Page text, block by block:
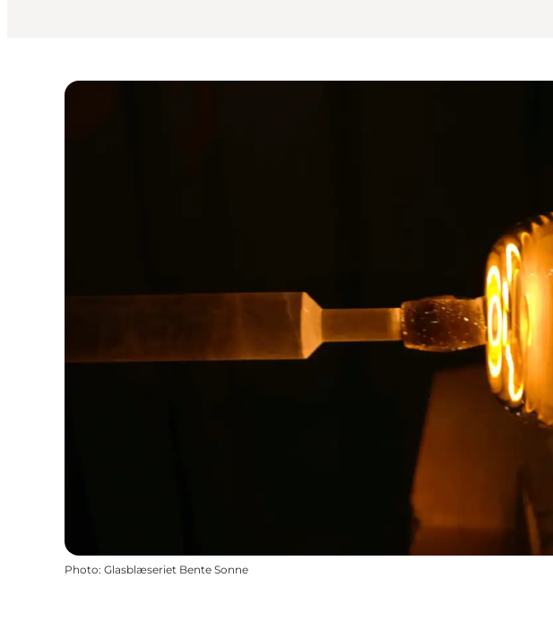
Photo: Glasblæseriet Bente Sonne